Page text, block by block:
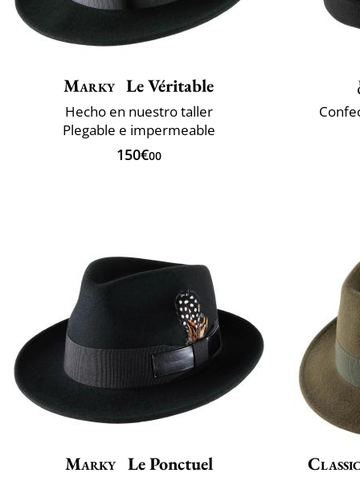
Marky Le Véritable
Hecho en nuestro taller
Plegable e impermeable
150€00
Marky Le Ponctuel